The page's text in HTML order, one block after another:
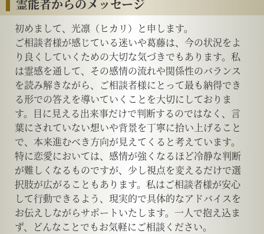
霊能者からのメッセージ
初めまして、光凛（ヒカリ）と申します。
ご相談者様が感じている迷いや葛藤は、今の状況をよ
り良くしていくための大切な気づきでもあります。私
は霊感を通して、その感情の流れや関係性のバランス
を読み解きながら、ご相談者様にとって最も納得でき
る形での答えを導いていくことを大切にしておりま
す。目に見える出来事だけで判断するのではなく、言
葉にされていない想いや背景を丁寧に拾い上げること
で、本来進むべき方向が見えてくると考えています。
特に恋愛においては、感情が強くなるほど冷静な判断
が難しくなるものですが、少し視点を変えるだけで選
択肢が広がることもあります。私はご相談者様が安心
して行動できるよう、現実的で具体的なアドバイスを
お伝えしながらサポートいたします。一人で抱え込ま
ず、どんなことでもお気軽にご相談ください。